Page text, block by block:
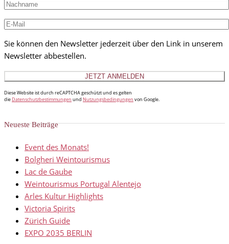
Sie können den Newsletter jederzeit über den Link in unserem
Newsletter abbestellen.
Diese Website ist durch reCAPTCHA geschützt und es gelten
die Datenschutzbestimmungen und Nutzungsbedingungen von Google.
Neueste Beiträge
Event des Monats!
Bolgheri Weintourismus
Lac de Gaube
Weintourismus Portugal Alentejo
Arles Kultur Highlights
Victoria Spirits
Zürich Guide
EXPO 2035 BERLIN